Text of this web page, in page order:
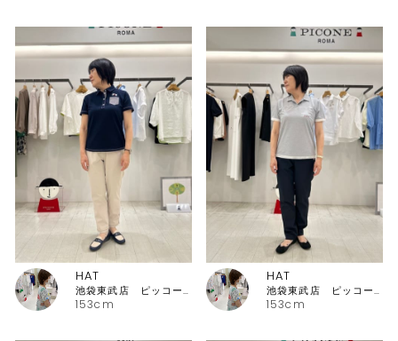
153cm
HAT
池袋東武店 ピッコーネ・ピッコーネクラブ
153cm
HAT
池袋東武店 ピッコーネ・ピッコーネクラブ